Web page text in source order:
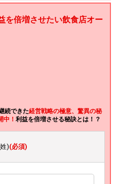
を倍増させたい飲食店オー
続できた経営戦略の極意、驚異の秘
中！ 利益を倍増させる秘訣とは！？
)(必須)